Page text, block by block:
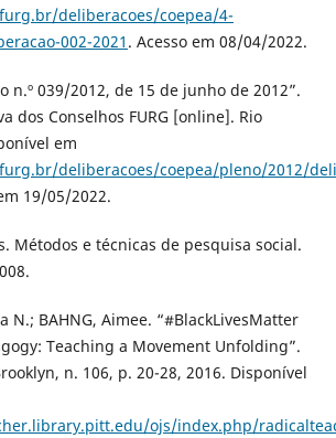
deliberacoes/coepea/4-
002-2021 . Acesso em 08/04/2022.
n.º 039/2012, de 15 de junho de 2012”.
dos Conselhos FURG [online]. Rio
em
deliberacoes/coepea/pleno/2012/
19/05/2022.
Métodos e técnicas de pesquisa social.
N.; BAHNG, Aimee. “#BlackLivesMatter
Teaching a Movement Unfolding”.
n. 106, p. 20-28, 2016. Disponível
ojs/index.php/